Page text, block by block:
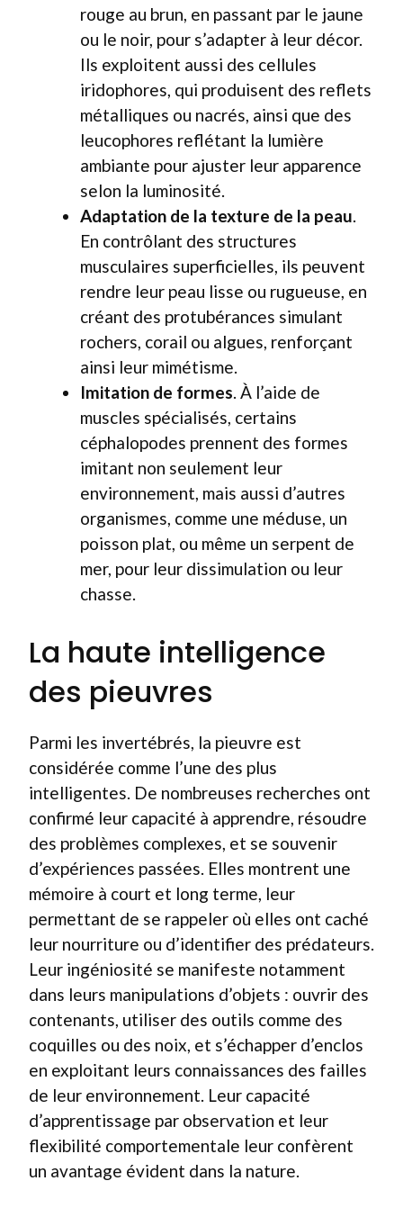
rouge au brun, en passant par le jaune
ou le noir, pour s’adapter à leur décor.
Ils exploitent aussi des cellules
iridophores, qui produisent des reflets
métalliques ou nacrés, ainsi que des
leucophores reflétant la lumière
ambiante pour ajuster leur apparence
selon la luminosité.
Adaptation de la texture de la peau.
En contrôlant des structures
musculaires superficielles, ils peuvent
rendre leur peau lisse ou rugueuse, en
créant des protubérances simulant
rochers, corail ou algues, renforçant
ainsi leur mimétisme.
Imitation de formes. À l’aide de
muscles spécialisés, certains
céphalopodes prennent des formes
imitant non seulement leur
environnement, mais aussi d’autres
organismes, comme une méduse, un
poisson plat, ou même un serpent de
mer, pour leur dissimulation ou leur
chasse.
La haute intelligence
des pieuvres
Parmi les invertébrés, la pieuvre est
considérée comme l’une des plus
intelligentes. De nombreuses recherches ont
confirmé leur capacité à apprendre, résoudre
des problèmes complexes, et se souvenir
d’expériences passées. Elles montrent une
mémoire à court et long terme, leur
permettant de se rappeler où elles ont caché
leur nourriture ou d’identifier des prédateurs.
Leur ingéniosité se manifeste notamment
dans leurs manipulations d’objets : ouvrir des
contenants, utiliser des outils comme des
coquilles ou des noix, et s’échapper d’enclos
en exploitant leurs connaissances des failles
de leur environnement. Leur capacité
d’apprentissage par observation et leur
flexibilité comportementale leur confèrent
un avantage évident dans la nature.